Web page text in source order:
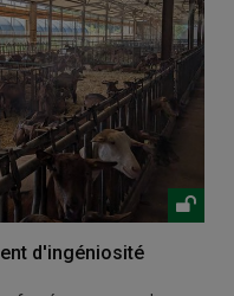
d'ingéniosité